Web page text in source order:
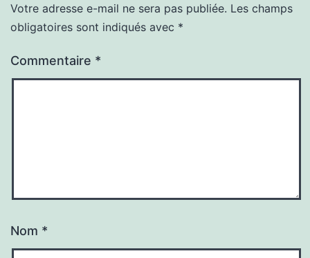
Votre adresse e-mail ne sera pas publiée. Les champs
obligatoires sont indiqués avec *
Commentaire *
Nom *